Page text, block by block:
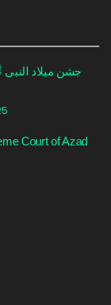
جشن میلاد
Court of Azad